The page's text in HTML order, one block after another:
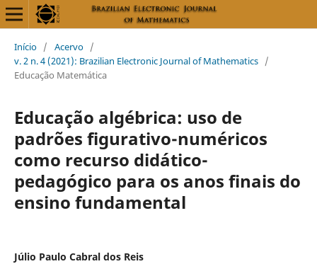
Início / Acervo /
v. 2 n. 4 (2021): Brazilian Electronic Journal of Mathematics /
Educação Matemática
Educação algébrica: uso de
padrões figurativo-numéricos
como recurso didático-
pedagógico para os anos finais do
ensino fundamental
Júlio Paulo Cabral dos Reis